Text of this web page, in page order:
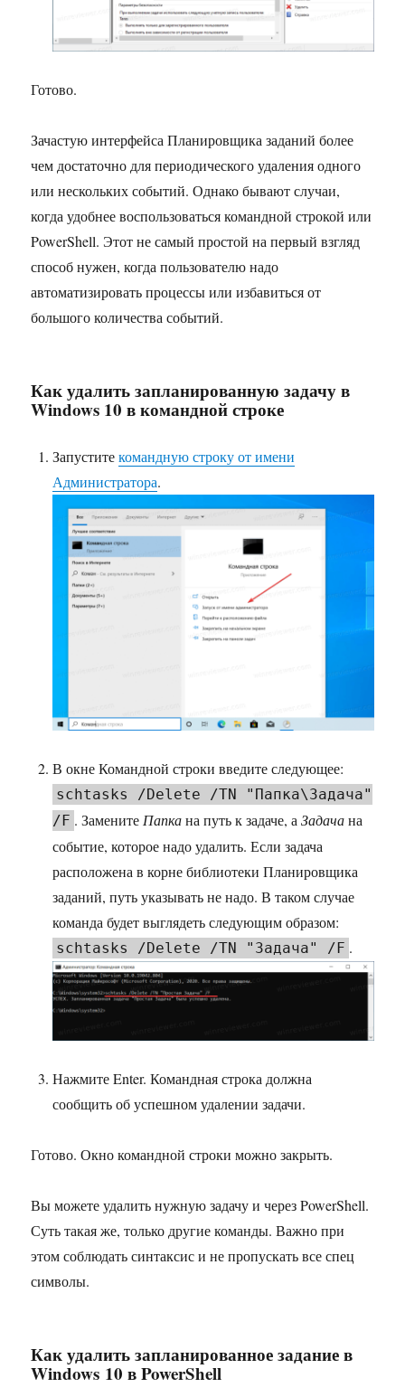
Готово.
Зачастую интерфейса Планировщика заданий более
чем достаточно для периодического удаления одного
или нескольких событий. Однако бывают случаи,
когда удобнее воспользоваться командной строкой или
PowerShell. Этот не самый простой на первый взгляд
способ нужен, когда пользователю надо
автоматизировать процессы или избавиться от
большого количества событий.
Как удалить запланированную задачу в
Windows 10 в командной строке
Запуститекомандную строку от имени
Администратора.
В окне Командной строки введите следующее:
schtasks /Delete /TN "Папка\Задача"
/F . ЗаменитеПапкана путь к задаче, аЗадачана
событие, которое надо удалить. Если задача
расположена в корне библиотеки Планировщика
заданий, путь указывать не надо. В таком случае
команда будет выглядеть следующим образом:
schtasks /Delete /TN "Задача" /F .
Нажмите Enter. Командная строка должна
сообщить об успешном удалении задачи.
Готово. Окно командной строки можно закрыть.
Вы можете удалить нужную задачу и через PowerShell.
Суть такая же, только другие команды. Важно при
этом соблюдать синтаксис и не пропускать все спец
символы.
Как удалить запланированное задание в
Windows 10 в PowerShell